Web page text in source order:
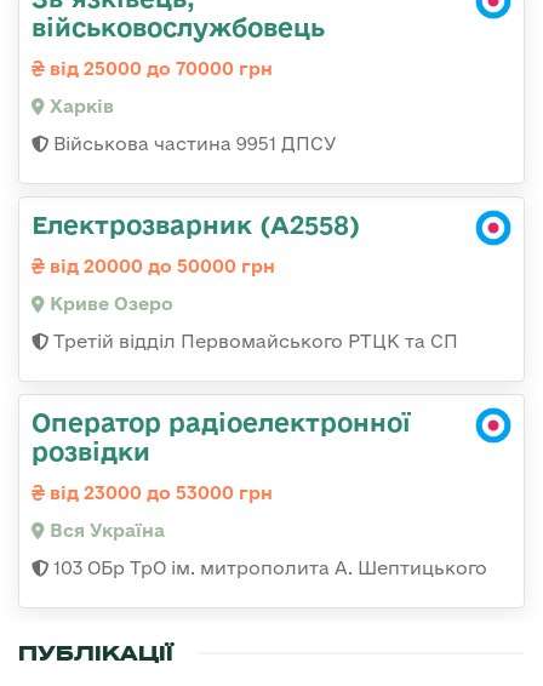
військовослужбовець
від 25000 до 70000 грн
Харків
Військова частина 9951 ДПСУ
Електрозварник (А2558)
від 20000 до 50000 грн
Криве Озеро
Третій відділ Первомайського РТЦК та СП
Оператор радіоелектронної
розвідки
від 23000 до 53000 грн
Вся Україна
103 ОБр ТрО ім. митрополита А. Шептицького
ПУБЛІКАЦІЇ